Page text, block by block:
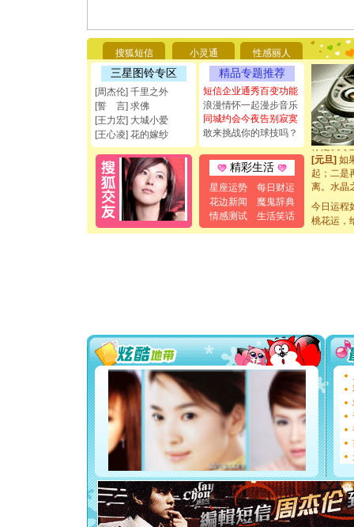
搜狐短信 小灵通 性感丽人
三星图铃专区
[周杰伦] 千里之外
[誓 言] 求佛
[王力宏] 大城小爱
[王心凌] 花的嫁纱
精品专题推荐
短信企业通秀百变功能
浪漫情怀一起漫步音乐
同城约会今夜告别寂寞
敢来挑战你的球技吗？
精彩生活
星座运势
每日财运
花边新闻
魔鬼辞典
情感测试
生活笑话
[圣诞节]
能正大光
都要快乐
[圣诞节]
如意,快
[元旦]看
断电。爱
你是我专
[元旦] 如
起；二是
离。水晶
泣，这痛
卖了。水
[春节]风
要平安！
[圣诞节]
能正大
都要快乐
[圣诞节]
如意,快
[元旦]
看
断电。
你是我
[元旦] 如
起；二是
离。水晶
[元旦]当
泣，这痛
今日运程
桃花运，